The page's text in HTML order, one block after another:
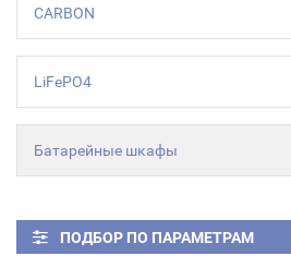
CARBON
LiFePO4
Батарейные шкафы
ПОДБОР ПО ПАРАМЕТРАМ